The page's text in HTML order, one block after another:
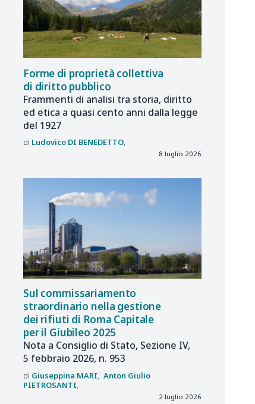
Forme di proprietà collettiva
di diritto pubblico
Frammenti di analisi tra storia, diritto
ed etica a quasi cento anni dalla legge
del 1927
Ludovico DI BENEDETTO
8 luglio 2026
Sul commissariamento
straordinario nella gestione
dei rifiuti di Roma Capitale
per il Giubileo 2025
Nota a Consiglio di Stato, Sezione IV,
5 febbraio 2026, n. 953
Giuseppina MARI
Anton Giulio
PIETROSANTI
2 luglio 2026